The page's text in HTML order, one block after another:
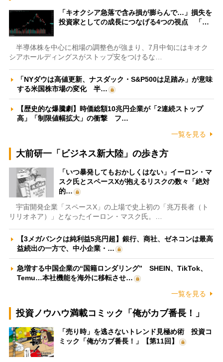
「キオクシア急落で含み損が膨らんで…」損失を
投資家としての成長につなげる4つの視点 「…
半導体株を中心に相場の調整色が強まり、7月中旬にはキオク
シアホールディングスがストップ安をつけるな…
「NYダウは高値更新、ナスダック・S&P500は足踏み」が意味
する米国株市場の変化 半…
【歴史的な爆騰劇】時価総額10兆円企業が「2連続ストップ
高」「制限値幅拡大」の衝撃 フ…
一覧を見る
大前研一「ビジネス新大陸」の歩き方
「いつ暴発してもおかしくはない」イーロン・マ
スク氏とスペースXが抱えるリスクの数々「絶対
的…
宇宙開発企業「スペースX」の上場で史上初の「兆万長者（ト
リリオネア）」となったイーロン・マスク氏。…
【3メガバンクは純利益5兆円超】銀行、商社、ゼネコンは最高
益続出の一方で、中小企業・…
急増する中国企業の“国籍ロンダリング” SHEIN、TikTok、
Temu…本社機能を海外に移転させ…
一覧を見る
投資ノウハウ満載コミック「俺がカブ番長！」
「売り時」を逃さないトレンド見極め術 投資コ
ミック「俺がカブ番長！」【第11回】